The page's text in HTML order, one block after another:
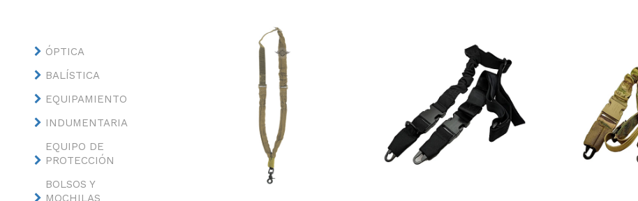
ÓPTICA
BALÍSTICA
EQUIPAMIENTO
INDUMENTARIA
EQUIPO DE
PROTECCIÓN
BOLSOS Y
MOCHILAS